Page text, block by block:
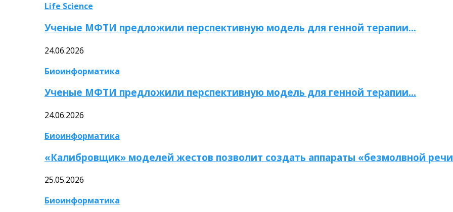
Life Science
Ученые МФТИ предложили перспективную модель для генной терапии…
24.06.2026
Биоинформатика
Ученые МФТИ предложили перспективную модель для генной терапии…
24.06.2026
Биоинформатика
«Калибровщик» моделей жестов позволит создать аппараты «безмолвной
25.05.2026
Биоинформатика